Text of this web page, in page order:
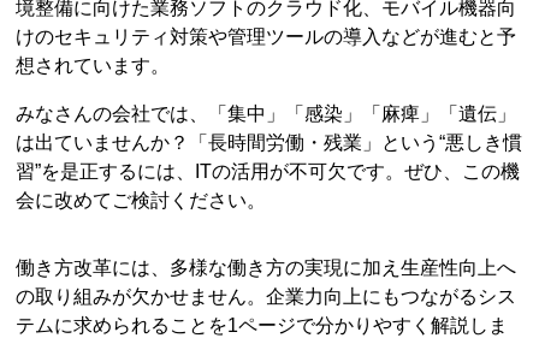
境整備に向けた業務ソフトのクラウド化、モバイル機器向
けのセキュリティ対策や管理ツールの導入などが進むと予
想されています。
みなさんの会社では、「集中」「感染」「麻痺」「遺伝」
は出ていませんか？「長時間労働・残業」という“悪しき慣
習”を是正するには、ITの活用が不可欠です。ぜひ、この機
会に改めてご検討ください。
働き方改革には、多様な働き方の実現に加え生産性向上へ
の取り組みが欠かせません。企業力向上にもつながるシス
テムに求められることを1ページで分かりやすく解説しま